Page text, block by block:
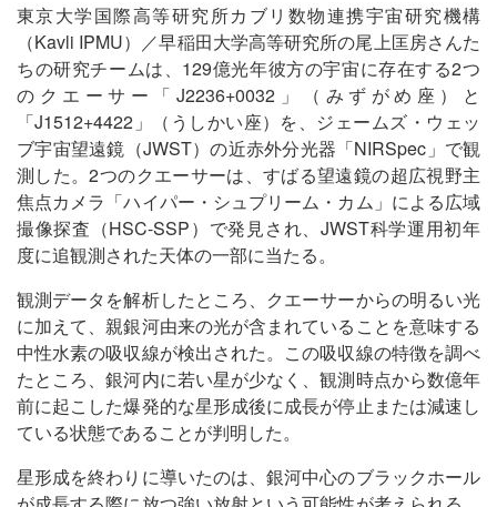
東京大学国際高等研究所カブリ数物連携宇宙研究機構
（Kavli IPMU）／早稲田大学高等研究所の尾上匡房さんた
ちの研究チームは、129億光年彼方の宇宙に存在する2つ
のクエーサー「J2236+0032」（みずがめ座）と
「J1512+4422」（うしかい座）を、ジェームズ・ウェッ
ブ宇宙望遠鏡（JWST）の近赤外分光器「NIRSpec」で観
測した。2つのクエーサーは、すばる望遠鏡の超広視野主
焦点カメラ「ハイパー・シュプリーム・カム」による広域
撮像探査（HSC-SSP）で発見され、JWST科学運用初年
度に追観測された天体の一部に当たる。
観測データを解析したところ、クエーサーからの明るい光
に加えて、親銀河由来の光が含まれていることを意味する
中性水素の吸収線が検出された。この吸収線の特徴を調べ
たところ、銀河内に若い星が少なく、観測時点から数億年
前に起こした爆発的な星形成後に成長が停止または減速し
ている状態であることが判明した。
星形成を終わりに導いたのは、銀河中心のブラックホール